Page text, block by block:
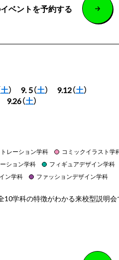
ベントを予約する
土） 9. 5（土） 9.12（土）
9.26（土）
レーション学科 コミックイラスト学
ション学科 フィギュアデザイン学科
ン学科 ファッションデザイン学科
10学科の特徴がわかる来校型説明会